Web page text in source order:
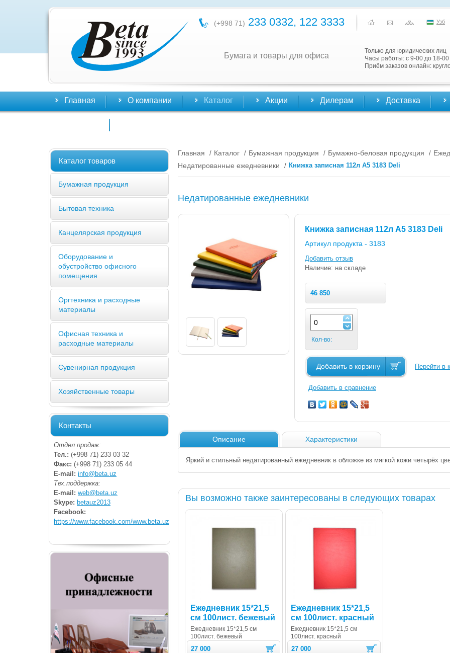
(+998 71) 233 0332, 122 3333 Узб
Бумага и товары для офиса
Только для юридических лиц
Часы работы: с 9-00 до 18-00
Приём заказов онлайн:
Главная О компании Каталог Акции Дилерам Доставка
Каталог товаров
Бумажная продукция
Бытовая техника
Канцелярская продукция
Оборудование и
обустройство офисного
помещения
Оргтехника и расходные
материалы
Офисная техника и
расходные материалы
Сувенирная продукция
Хозяйственные товары
Контакты
Отдел продаж:
Тел.: (+998 71) 233 03 32
Факс: (+998 71) 233 05 44
E-mail: info@beta.uz
Тех.поддержка:
E-mail: web@beta.uz
Skype: betauz2013
Facebook:
https://www.facebook.com/www.beta.uz
Главная / Каталог / Бумажная продукция / Бумажно-беловая продукция /
Недатированные ежедневники
/ Книжка записная 112л А5 3183 Deli
Недатированные ежедневники
Книжка записная 112л А5 3183 Deli
Артикул продукта - 3183
Добавить отзыв
Наличие: на складе
46 850
Кол-во:
Добавить в корзину Перейти в
Добавить в сравнение
Описание Характеристики
Яркий и стильный недатированный ежедневник в обложке из мягкой кожи четырёх
Вы возможно также заинтересованы в следующих товарах
Ежедневник 15*21,5
см 100лист. бежевый
Ежедневник 15*21,5 см
100лист. бежевый
27 000
Ежедневник 15*21,5
см 100лист. красный
Ежедневник 15*21,5 см
100лист. красный
27 000